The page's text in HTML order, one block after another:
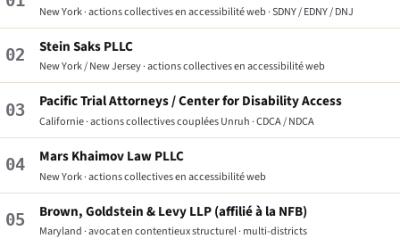
New York · actions collectives en accessibilité web · SDNY / EDNY / DNJ
02 Stein Saks PLLC
New York / New Jersey · actions collectives en accessibilité web
03 Pacific Trial Attorneys / Center for Disability Access
Californie · actions collectives couplées Unruh · CDCA / NDCA
04 Mars Khaimov Law PLLC
New York · actions collectives en accessibilité web
05 Brown, Goldstein & Levy LLP (affilié à la NFB)
Maryland · avocat en contentieux structurel · multi-districts